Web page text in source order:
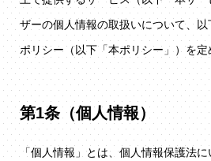
ザーの個人情報の取扱いについて、
ポリシー（以下「本ポリシー」）を定
第1条（個人情報）
「個人情報」とは、個人情報保護法